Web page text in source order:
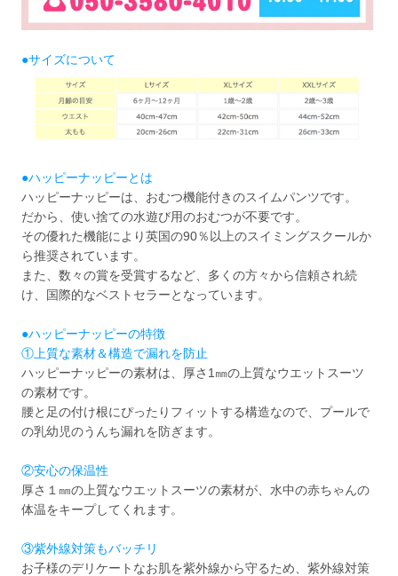
●サイズについて
●ハッピーナッピーとは
ハッピーナッピーは、おむつ機能付きのスイムパンツです。
だから、使い捨ての水遊び用のおむつが不要です。
その優れた機能により英国の90％以上のスイミングスクールか
ら推奨されています。
また、数々の賞を受賞するなど、多くの方々から信頼され続
け、国際的なベストセラーとなっています。
●ハッピーナッピーの特徴
①上質な素材＆構造で漏れを防止
ハッピーナッピーの素材は、厚さ1㎜の上質なウエットスーツ
の素材です。
腰と足の付け根にぴったりフィットする構造なので、プールで
の乳幼児のうんち漏れを防ぎます。
②安心の保温性
厚さ１㎜の上質なウエットスーツの素材が、水中の赤ちゃんの
体温をキープしてくれます。
③紫外線対策もバッチリ
お子様のデリケートなお肌を紫外線から守るため、紫外線対策